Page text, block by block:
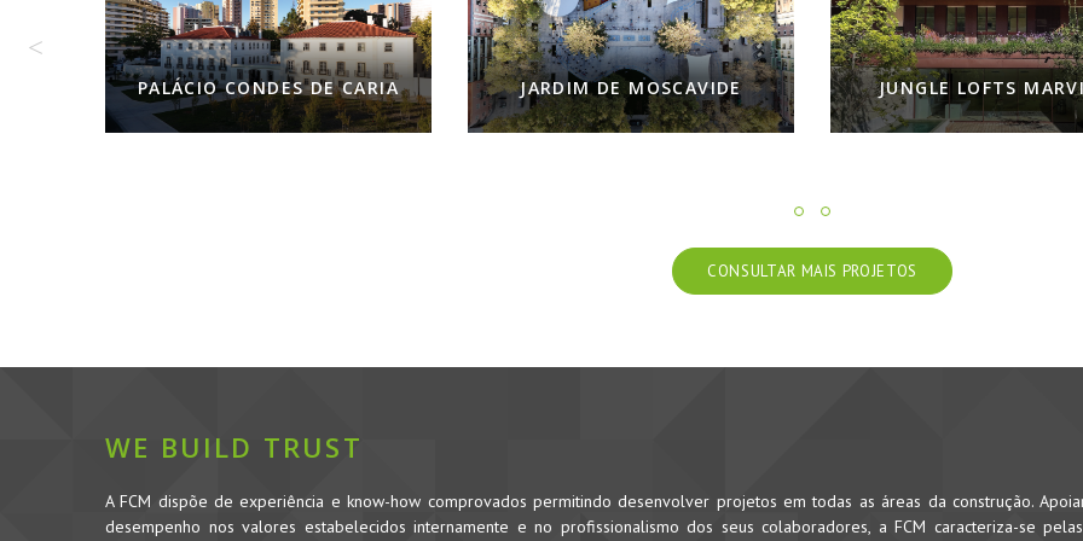
JARDIM DE MOSCAVIDE JUNGLE LOFTS MARVILA NOOBA - A FRESH NEW
CONSULTAR MAIS PROJETOS
WE BUILD TRUST
A FCM dispõe de experiência e know-how comprovados permitindo desenvolver projetos em todas as áreas da construção.
desempenho nos valores estabelecidos internamente e no profissionalismo dos seus colaboradores, a FCM caracteriza-se